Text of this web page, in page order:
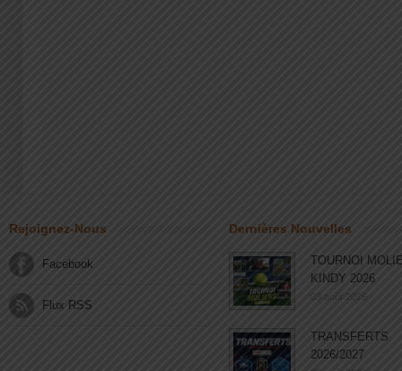
Rejoignez-Nous
Facebook
Flux RSS
Dernières Nouvelles
TOURNOI
KINDY 2026
03 août 2026
TRANSFERTS
2026/2027